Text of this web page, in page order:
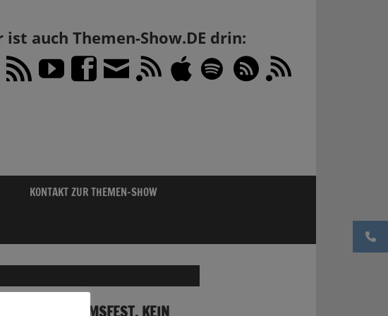
ist auch Themen-Show.DE drin:
KONTAKT ZUR THEMEN-SHOW
KEIN JUBILÄUMSFEST, KEIN